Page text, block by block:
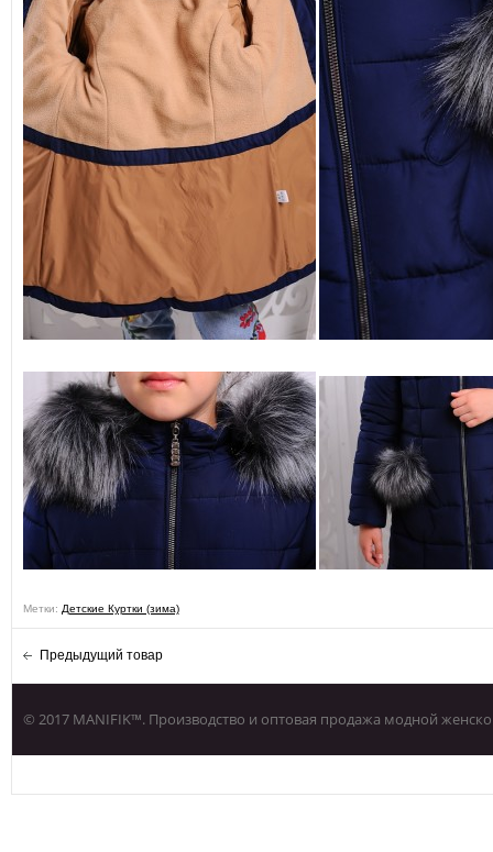
Метки: Детские Куртки (зима)
Предыдущий товар
© 2017 MANIFIK™. Производство и оптовая продажа модной